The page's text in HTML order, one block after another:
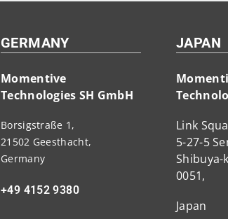
GERMANY
Momentive
Technologies SH GmbH
Borsigstraße 1,
21502 Geesthacht,
Germany
+49 4152 9380
JAPAN
Link
5-27-5
Shibuya-
0051,
Japan